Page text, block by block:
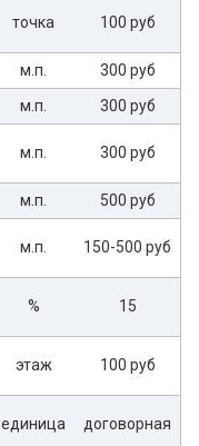
точка 100 руб
м.п.
300 руб
м.п.
300 руб
м.п. 300 руб
м.п.
500 руб
м.п. 150-500 руб
% 15
этаж 100 руб
единица договорная